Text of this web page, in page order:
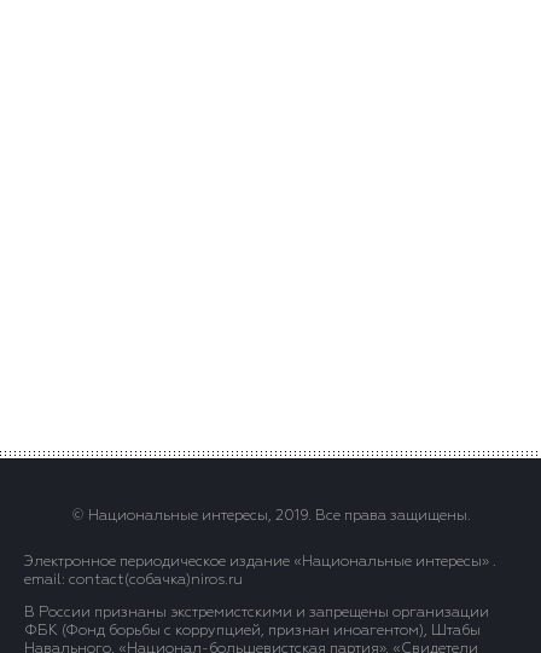
© Национальные интересы, 2019. Все права защищены.
Электронное периодическое издание «Национальные интересы» .
email: contact(сoбaчка)niros.ru
В России признаны экстремистскими и запрещены организации
ФБК (Фонд борьбы с коррупцией, признан иноагентом), Штабы
Навального, «Национал-большевистская партия», «Свидетели